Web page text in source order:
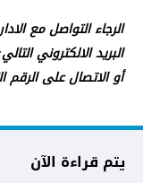
الرجاء التواصل مع
البريد الالكتروني
أو الاتصال على الرقم
يتم قراءة الآن